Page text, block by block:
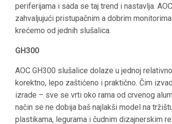
periferijama i sada se taj trend i nastavlja.
zahvaljujući pristupačnim a dobrim
krećemo od jednih slušalica.
GH300
AOC GH300 slušalice dolaze u jednoj
korektno, lepo zaštićeno i praktično. Čim
izrade – sve se vrti oko rama od crvenog
način se ne dobija baš najlakši model na
plastikama, legurama i čudnim dizajnerskim